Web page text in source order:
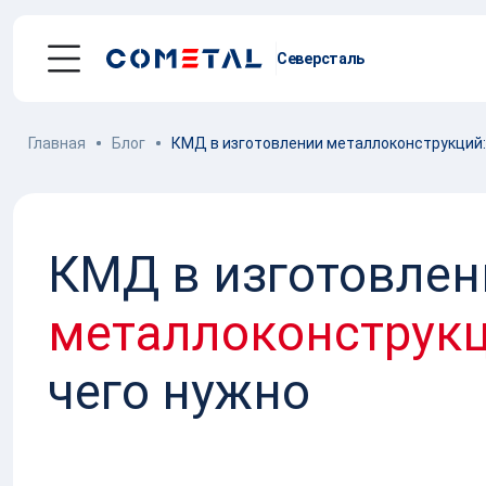
Производство
металлоконструкций
Заготовительное производство
металла
Производство и поставка метизов
Северсталь
Главная Блог КМД в изготовлении
КМД в
чего нужно